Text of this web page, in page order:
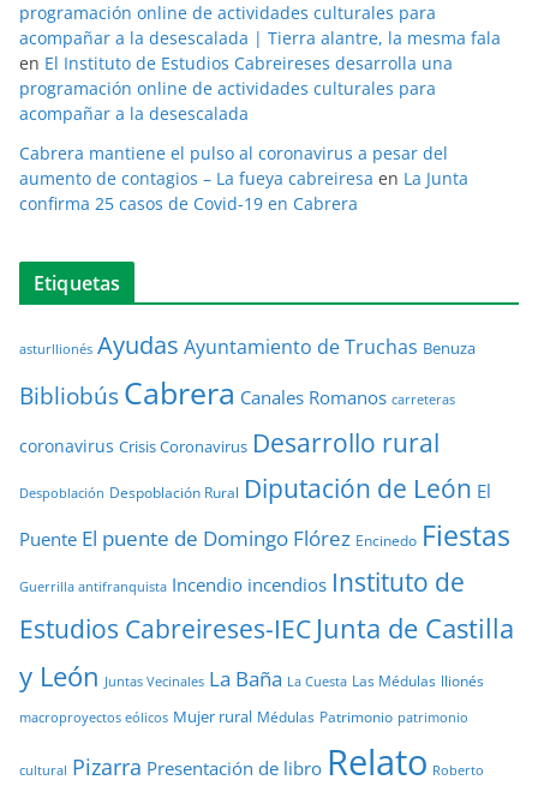
programación online de actividades culturales para
acompañar a la desescalada | Tierra alantre, la mesma fala
en El Instituto de Estudios Cabreireses desarrolla una
programación online de actividades culturales para
acompañar a la desescalada
Cabrera mantiene el pulso al coronavirus a pesar del
aumento de contagios – La fueya cabreiresa en La Junta
confirma 25 casos de Covid-19 en Cabrera
Etiquetas
asturllionés Ayudas Ayuntamiento de Truchas Benuza
BibliobúsCabrera Canales Romanos carreteras
coronavirus Crisis Coronavirus Desarrollo rural
Despoblación Despoblación Rural Diputación de León El
Puente El puente de Domingo Flórez Encinedo Fiestas
Guerrilla antifranquista Incendio incendios Instituto de
Estudios Cabreireses-IEC Junta de Castilla
y León Juntas Vecinales La Baña La Cuesta Las Médulas llionés
macroproyectos eólicos Mujer rural Médulas Patrimonio patrimonio
cultural Pizarra Presentación de libro Relato Roberto